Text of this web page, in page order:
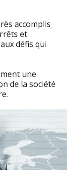
accomplis
et
défis qui
une
de la société